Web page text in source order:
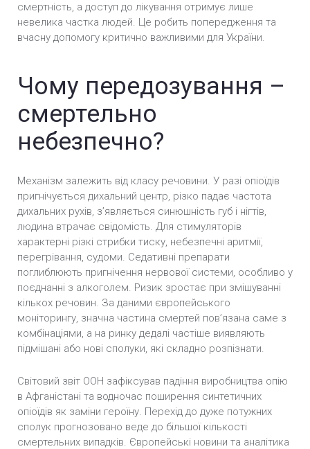
смертність, а доступ до лікування отримує лише
невелика частка людей. Це робить попередження та
вчасну допомогу критично важливими для України.
Чому передозування –
смертельно
небезпечно?
Механізм залежить від класу речовини. У разі опіоїдів
пригнічується дихальний центр, різко падає частота
дихальних рухів, з’являється синюшність губ і нігтів,
людина втрачає свідомість. Для стимуляторів
характерні різкі стрибки тиску, небезпечні аритмії,
перегрівання, судоми. Седативні препарати
поглиблюють пригнічення нервової системи, особливо у
поєднанні з алкоголем. Ризик зростає при змішуванні
кількох речовин. За даними європейського
моніторингу, значна частина смертей пов’язана саме з
комбінаціями, а на ринку дедалі частіше виявляють
підмішані або нові сполуки, які складно розпізнати.
Світовий звіт ООН зафіксував падіння виробництва опію
в Афганістані та водночас поширення синтетичних
опіоїдів як заміни героїну. Перехід до дуже потужних
сполук прогнозовано веде до більшої кількості
смертельних випадків. Європейські новини та аналітика